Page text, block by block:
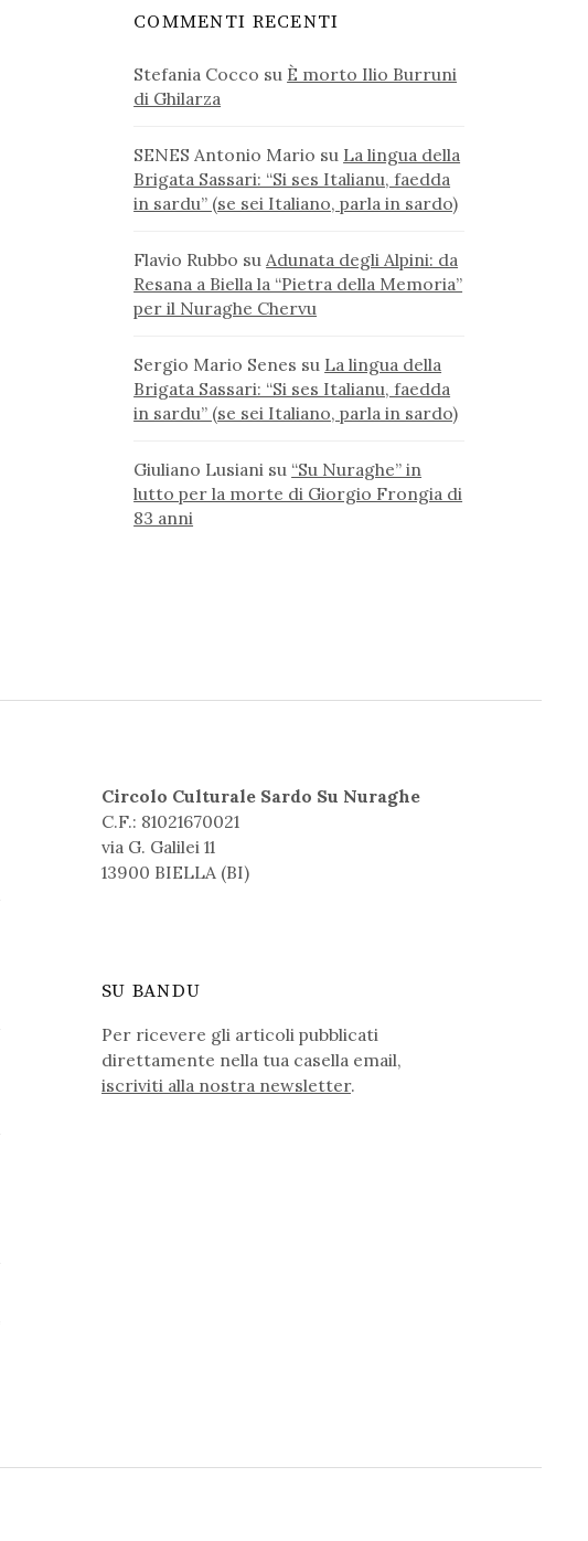
COMMENTI RECENTI
Stefania Cocco su È morto Ilio Burruni
di Ghilarza
SENES Antonio Mario su La lingua della
Brigata Sassari: “Si ses Italianu, faedda
in sardu” (se sei Italiano, parla in sardo)
Flavio Rubbo su Adunata degli Alpini: da
Resana a Biella la “Pietra della Memoria”
per il Nuraghe Chervu
Sergio Mario Senes su La lingua della
Brigata Sassari: “Si ses Italianu, faedda
in sardu” (se sei Italiano, parla in sardo)
Giuliano Lusiani su “Su Nuraghe” in
lutto per la morte di Giorgio Frongia di
83 anni
Circolo Culturale Sardo Su Nuraghe
C.F.: 81021670021
via G. Galilei 11
13900 BIELLA (BI)
SU BANDU
Per ricevere gli articoli pubblicati
direttamente nella tua casella email,
iscriviti alla nostra newsletter.